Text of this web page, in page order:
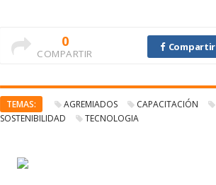
0
COMPARTIR
Compartir
TEMAS: AGREMIADOS CAPACITACIÓN
SOSTENIBILIDAD
TECNOLOGIA